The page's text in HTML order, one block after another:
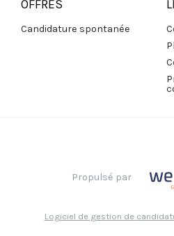
OFFRES
Candidature spontanée
Propulsé par
Logiciel de gestion de